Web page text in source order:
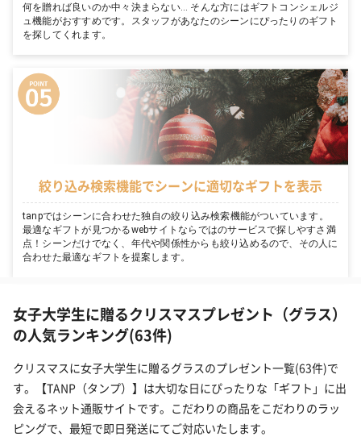
何を贈れば良いのか中々決まらない… そんな方にはギフトコンシェルジ
ュ機能がおすすめです。スタッフがあなたのシーンにぴったりのギフト
を探してくれます。
絞り込み検索機能でシーンに適切なギフトを表示
tanpではシーンに合わせた独自の絞り込み検索機能がついています。
最適なギフトが見つかるwebサイトならではのサービスで探しやすさ満
点！シーンだけでなく、年代や関係性からも絞り込めるので、その人に
合わせた最適なギフトを提案します。
女子大学生に贈るクリスマスプレゼント（グラス）
の人気ランキング(63件)
クリスマスに女子大学生に贈るグラスのプレゼント一覧(63件)で
す。【TANP（タンプ）】は大切な日にぴったりな「ギフト」に出
会えるネット通販サイトです。こだわりの商品をこだわりのラッ
ピングで、最短で即日発送にてご対応いたします。